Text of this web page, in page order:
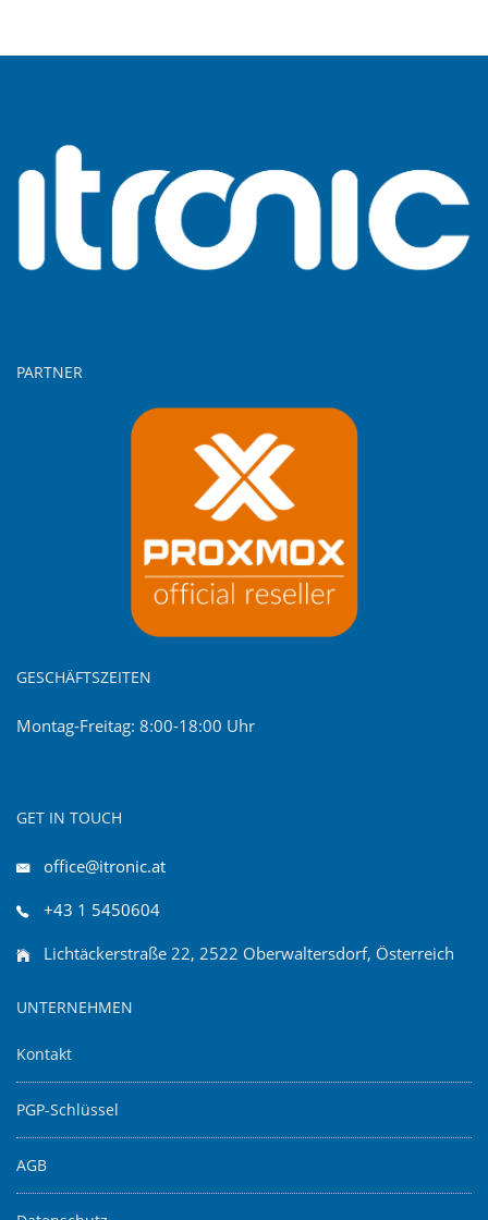
PARTNER
GESCHÄFTSZEITEN
Montag-Freitag: 8:00-18:00 Uhr
GET IN TOUCH
office@itronic.at
+43 1 5450604
Lichtäckerstraße 22, 2522 Oberwaltersdorf, Österreich
UNTERNEHMEN
Kontakt
PGP-Schlüssel
AGB